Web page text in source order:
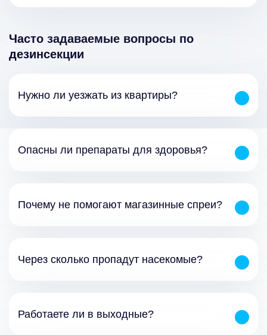
Часто задаваемые вопросы по
дезинсекции
Нужно ли уезжать из квартиры?
Опасны ли препараты для здоровья?
Почему не помогают магазинные спреи?
Через сколько пропадут насекомые?
Работаете ли в выходные?